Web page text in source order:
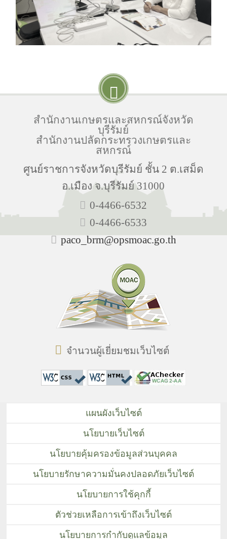
สำนักงานเกษตรและสหกรณ์จังหวัด
บุรีรัมย์
สำนักงานปลัดกระทรวงเกษตรและ
สหกรณ์
ศูนย์ราชการจังหวัดบุรีรัมย์ ชั้น 2 ต.เสม็ด
อ.เมือง จ.บุรีรัมย์ 31000
0-4466-6532
0-4466-6533
paco_brm@opsmoac.go.th
จำนวนผู้เยี่ยมชมเว็บไซต์
แผนผังเว็บไซต์
นโยบายเว็บไซต์
นโยบายคุ้มครองข้อมูลส่วนบุคคล
นโยบายรักษาความมั่นคงปลอดภัยเว็บไซต์
นโยบายการใช้คุกกี้
ตัวช่วยเหลือการเข้าถึงเว็บไซต์
นโยบายการกำกับดูแลข้อมูล